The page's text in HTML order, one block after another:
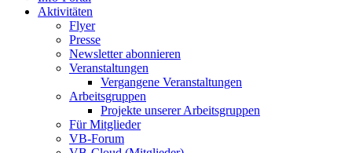
Aktivitäten
Flyer
Presse
Newsletter abonnieren
Veranstaltungen
Vergangene Veranstaltungen
Arbeitsgruppen
Projekte unserer Arbeitsgruppen
Für Mitglieder
VB-Forum